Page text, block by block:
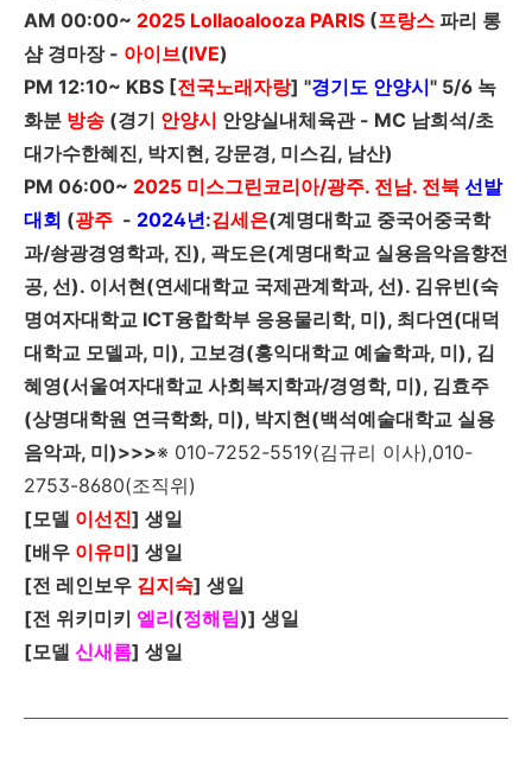
AM 00:00~ 2025 Lollaoalooza PARIS (프랑스 파리 롱
샴 경마장 - 아이브(IVE)
PM 12:10~ KBS [전국노래자랑] "경기도 안양시" 5/6 녹
화분 방송 (경기 안양시 안양실내체육관 - MC 남희석/초
대가수한혜진, 박지현, 강문경, 미스김, 남산)
PM 06:00~ 2025 미스그린코리아/광주. 전남. 전북 선발
대회 (광주 - 2024년:김세은(계명대학교 중국어중국학
과/솽광경영학과, 진), 곽도은(계명대학교 실용음악음향전
공, 선). 이서현(연세대학교 국제관계학과, 선). 김유빈(숙
명여자대학교 ICT융합학부 응용물리학, 미), 최다연(대덕
대학교 모델과, 미), 고보경(홍익대학교 예술학과, 미), 김
혜영(서울여자대학교 사회복지학과/경영학, 미), 김효주
(상명대학원 연극학화, 미), 박지현(백석예술대학교 실용
음악과, 미)>>>※ 010-7252-5519(김규리 이사),010-
2753-8680(조직위)
[모델 이선진] 생일
[배우 이유미] 생일
[전 레인보우 김지숙] 생일
[전 위키미키 엘리(정해림)] 생일
[모델 신새롬] 생일